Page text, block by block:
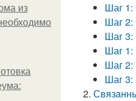
из
Шаг 1:
Шаг 2:
Шаг 3:
Шаг 1:
Шаг 2:
Шаг 3: